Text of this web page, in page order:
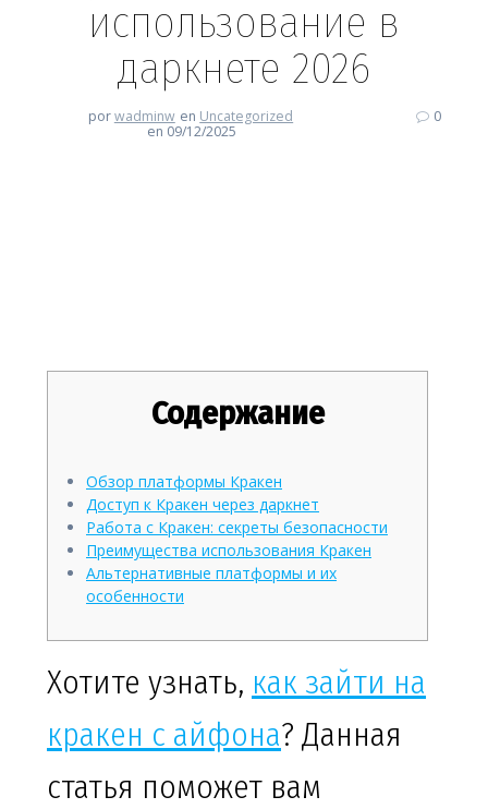
использование в
даркнете 2026
porwadminw en Uncategorized
en 09/12/2025
0
Содержание
Обзор платформы Кракен
Доступ к Кракен через даркнет
Работа с Кракен: секреты безопасности
Преимущества использования Кракен
Альтернативные платформы и их
особенности
Хотите узнать, как зайти на
кракен с айфона? Данная
статья поможет вам